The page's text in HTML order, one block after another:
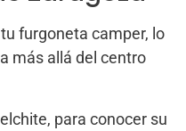
furgoneta camper, lo
más allá del centro
para conocer su